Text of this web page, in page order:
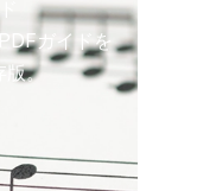
ガイドを
版。